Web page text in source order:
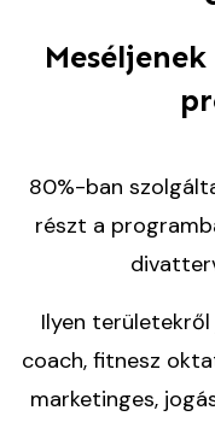
80%-ban
részt a
Ilyen
coach, fitnesz
marketinges,